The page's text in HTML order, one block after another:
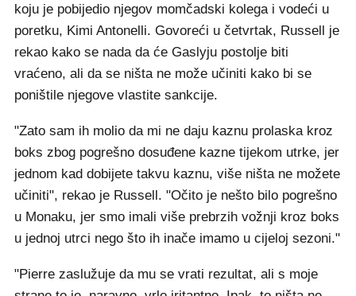
koju je pobijedio njegov momčadski kolega i vodeći u
poretku, Kimi Antonelli. Govoreći u četvrtak, Russell je
rekao kako se nada da će Gaslyju postolje biti
vraćeno, ali da se ništa ne može učiniti kako bi se
poništile njegove vlastite sankcije.
"Zato sam ih molio da mi ne daju kaznu prolaska kroz
boks zbog pogrešno dosuđene kazne tijekom utrke, jer
jednom kad dobijete takvu kaznu, više ništa ne možete
učiniti", rekao je Russell. "Očito je nešto bilo pogrešno
u Monaku, jer smo imali više prebrzih vožnji kroz boks
u jednoj utrci nego što ih inače imamo u cijeloj sezoni."
"Pierre zaslužuje da mu se vrati rezultat, ali s moje